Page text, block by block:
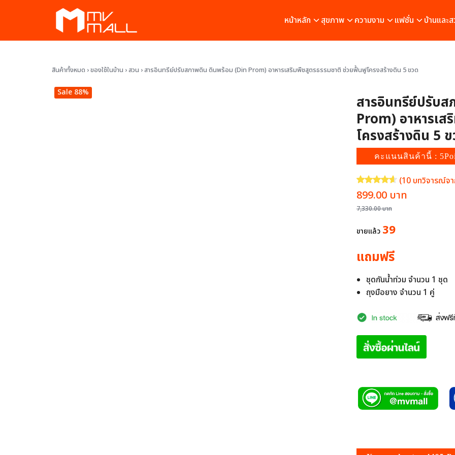
หน้าหลัก สุขภาพ ความงาม แฟชั่น บ้านและ
สินค้าทั้งหมด ›ของใช้ในบ้าน ›สวน ›สารอินทรีย์ปรับสภาพดิน ดินพร้อม (Din Prom) อาหารเสริมพืชสูตรธรรมชาติ ช่วยฟื้นฟูโครงสร้างดิน 5 ขวด
Sale 88%
สารอินทรีย์ปรับ
Prom) อาหารเ
โครงสร้างดิน 5
คะแนนสินค้านี้ :
ให้คะแนน4.60จาก 5 คะแนน
(10 บทวิจารณ์จ
7,330.00บาท
Original
price
was:
899.00 บาท
ขายแล้ว 39
แถมฟรี
ชุดกันน้ำท่วม จำนวน 1 ชุด
ถุงมือยาง จำนวน 1 คู่